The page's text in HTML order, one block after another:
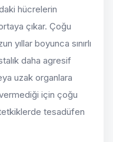
hücrelerin
çıkar. Çoğu
yıllar boyunca sınırlı
daha agresif
uzak organlara
için çoğu
tesadüfen